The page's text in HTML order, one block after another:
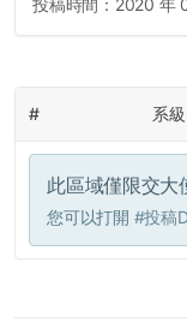
投稿時間： 2020 年
# 系級
此區域僅限交大
您可以打開 #投稿